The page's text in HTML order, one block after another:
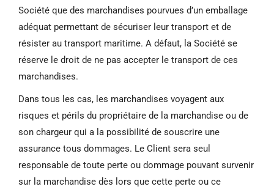
Société que des marchandises pourvues d’un emballage
adéquat permettant de sécuriser leur transport et de
résister au transport maritime. A défaut, la Société se
réserve le droit de ne pas accepter le transport de ces
marchandises.
Dans tous les cas, les marchandises voyagent aux
risques et périls du propriétaire de la marchandise ou de
son chargeur qui a la possibilité de souscrire une
assurance tous dommages. Le Client sera seul
responsable de toute perte ou dommage pouvant survenir
sur la marchandise dès lors que cette perte ou ce